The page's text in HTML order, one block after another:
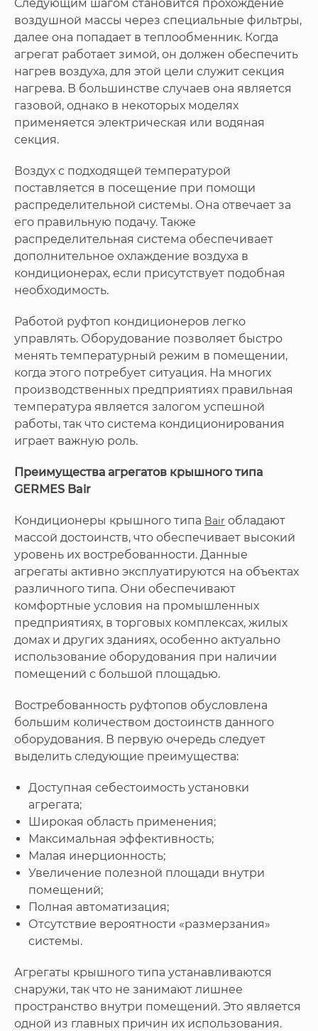
Следующим шагом становится прохождение
воздушной массы через специальные фильтры,
далее она попадает в теплообменник. Когда
агрегат работает зимой, он должен обеспечить
нагрев воздуха, для этой цели служит секция
нагрева. В большинстве случаев она является
газовой, однако в некоторых моделях
применяется электрическая или водяная
секция.
Воздух с подходящей температурой
поставляется в посещение при помощи
распределительной системы. Она отвечает за
его правильную подачу. Также
распределительная система обеспечивает
дополнительное охлаждение воздуха в
кондиционерах, если присутствует подобная
необходимость.
Работой руфтоп кондиционеров легко
управлять. Оборудование позволяет быстро
менять температурный режим в помещении,
когда этого потребует ситуация. На многих
производственных предприятиях правильная
температура является залогом успешной
работы, так что система кондиционирования
играет важную роль.
Преимущества агрегатов крышного типа
GERMES Bair
Кондиционеры крышного типа Bair обладают
массой достоинств, что обеспечивает высокий
уровень их востребованности. Данные
агрегаты активно эксплуатируются на объектах
различного типа. Они обеспечивают
комфортные условия на промышленных
предприятиях, в торговых комплексах, жилых
домах и других зданиях, особенно актуально
использование оборудования при наличии
помещений с большой площадью.
Востребованность руфтопов обусловлена
большим количеством достоинств данного
оборудования. В первую очередь следует
выделить следующие преимущества:
Доступная себестоимость установки
агрегата;
Широкая область применения;
Максимальная эффективность;
Малая инерционность;
Увеличение полезной площади внутри
помещений;
Полная автоматизация;
Отсутствие вероятности «размерзания»
системы.
Агрегаты крышного типа устанавливаются
снаружи, так что не занимают лишнее
пространство внутри помещений. Это является
одной из главных причин их использования.